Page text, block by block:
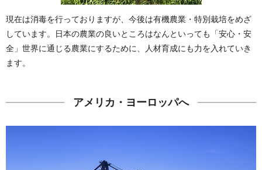
現在は消毒を行っておりますが、今後は有機農業・特別栽培をめざ
しています。
日本の農業の良いところはなんといっても「安心・安
全」 世界に通じる農業にするために、人材育成にも力を入れていき
ます。
アメリカ・ヨーロッパへ